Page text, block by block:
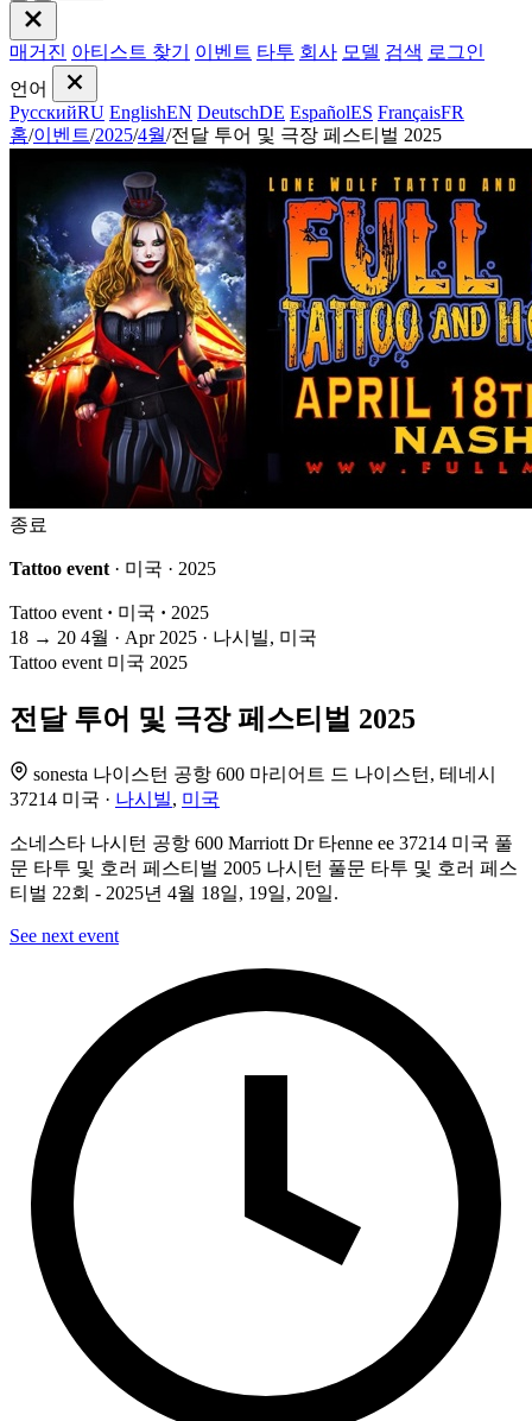
매거진 아티스트 찾기 이벤트 타투 회사 모델 검색 로그인
언어
РусскийRU EnglishEN DeutschDE EspañolES FrançaisFR
홈/이벤트/2025/4월/전달 투어 및 극장 페스티벌 2025
종료
Tattoo event · 미국 · 2025
Tattoo event · 미국 · 2025
18 → 20 4월 · Apr 2025 · 나시빌, 미국
Tattoo event 미국 2025
전달 투어 및 극장 페스티벌 2025
sonesta 나이스턴 공항 600 마리어트 드 나이스턴, 테네시
37214 미국 · 나시빌, 미국
소네스타 나시턴 공항 600 Marriott Dr 타enne ee 37214 미국 풀
문 타투 및 호러 페스티벌 2005 나시턴 풀문 타투 및 호러 페스
티벌 22회 - 2025년 4월 18일, 19일, 20일.
See next event